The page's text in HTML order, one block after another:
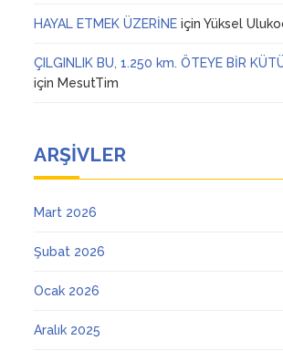
HAYAL ETMEK ÜZERİNE içinYüksel
ÇILGINLIK BU, 1.250 km. ÖTEYE BİR
için MesutTim
ARŞIVLER
Mart 2026
Şubat 2026
Ocak 2026
Aralık 2025